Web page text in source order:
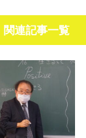
関連記事一覧